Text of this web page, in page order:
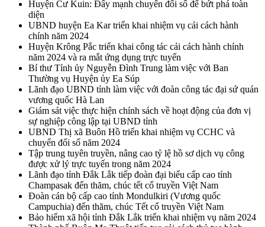
Huyện Cư Kuin: Đẩy mạnh chuyển đổi số để bứt phá toàn
diện
UBND huyện Ea Kar triển khai nhiệm vụ cải cách hành
chính năm 2024
Huyện Krông Pắc triển khai công tác cải cách hành chính
năm 2024 và ra mắt ứng dụng trực tuyến
Bí thư Tỉnh ủy Nguyễn Đình Trung làm việc với Ban
Thường vụ Huyện ủy Ea Súp
Lãnh đạo UBND tỉnh làm việc với đoàn công tác đại sứ quán
vương quốc Hà Lan
Giám sát việc thực hiện chính sách về hoạt động của đơn vị
sự nghiệp công lập tại UBND tỉnh
UBND Thị xã Buôn Hồ triển khai nhiệm vụ CCHC và
chuyển đổi số năm 2024
Tập trung tuyên truyền, nâng cao tỷ lệ hồ sơ dịch vụ công
được xử lý trực tuyến trong năm 2024
Lãnh đạo tỉnh Đắk Lắk tiếp đoàn đại biểu cấp cao tỉnh
Champasak đến thăm, chúc tết cổ truyền Việt Nam
Đoàn cán bộ cấp cao tỉnh Mondulkiri (Vương quốc
Campuchia) đến thăm, chúc Tết cổ truyền Việt Nam
Bảo hiểm xã hội tỉnh Đắk Lắk triển khai nhiệm vụ năm 2024